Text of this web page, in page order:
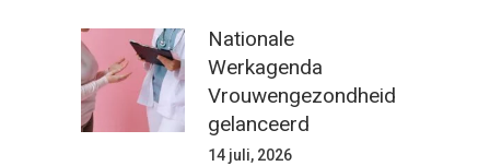
Nationale
Werkagenda
Vrouwengezondheid
gelanceerd
14 juli, 2026